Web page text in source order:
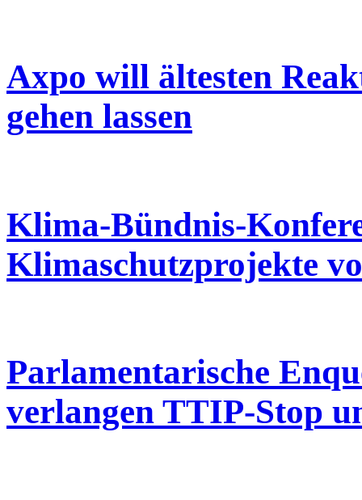
Axpo will ältesten
gehen lassen
Klima-Bündnis-
Klimaschutzprojekte
Parlamentarische
verlangen TTIP-Stop